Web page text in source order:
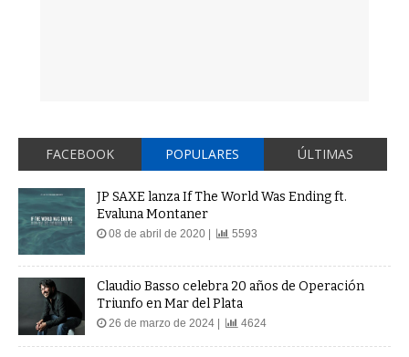
FACEBOOK POPULARES ÚLTIMAS
JP SAXE lanza If The World Was Ending ft.
Evaluna Montaner
08 de abril de 2020 | 5593
Claudio Basso celebra 20 años de Operación
Triunfo en Mar del Plata
26 de marzo de 2024 | 4624